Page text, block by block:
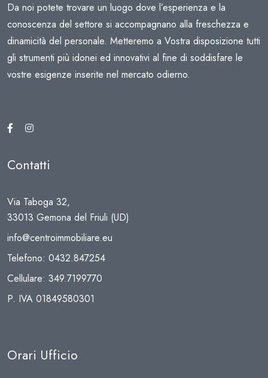
Da noi potete trovare un luogo dove l’esperienza e la
conoscenza del settore si accompagnano alla freschezza e
dinamicità del personale. Metteremo a Vostra disposizione tutti
gli strumenti più idonei ed innovativi al fine di soddisfare le
vostre esigenze inserite nel mercato odierno.
Contatti
Via Taboga 32,
33013 Gemona del Friuli (UD)
info@centroimmobiliare.eu
Telefono: 0432.847254
Cellulare: 349.7199770
P. IVA 01849580301
Orari Ufficio